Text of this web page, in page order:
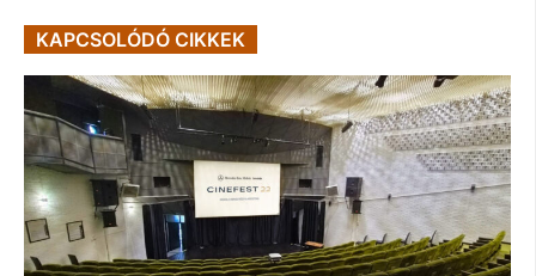
KAPCSOLÓDÓ CIKKEK